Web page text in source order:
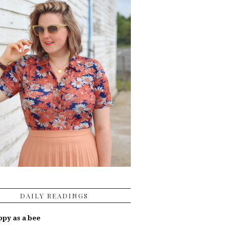
DAILY READINGS
as a bee